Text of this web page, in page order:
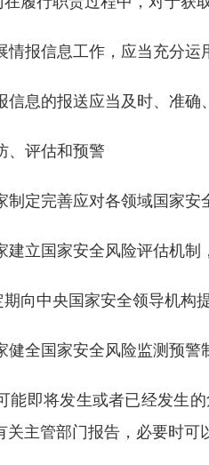
情报信息工作，应当充分
信息的报送应当及时、准
、评估和预警
制定完善应对各领域国家安
建立国家安全风险评估机
向中央国家安全领导机构
健全国家安全风险监测预
能即将发生或者已经发生
关主管部门报告，必要时可